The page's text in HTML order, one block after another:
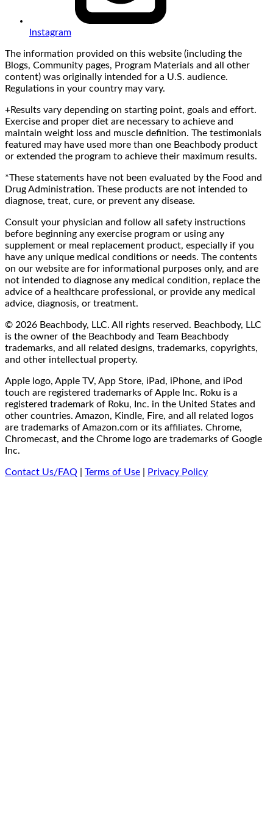
Instagram
The information provided on this website (including the
Blogs, Community pages, Program Materials and all other
content) was originally intended for a U.S. audience.
Regulations in your country may vary.
+Results vary depending on starting point, goals and effort.
Exercise and proper diet are necessary to achieve and
maintain weight loss and muscle definition. The testimonials
featured may have used more than one Beachbody product
or extended the program to achieve their maximum results.
*These statements have not been evaluated by the Food and
Drug Administration. These products are not intended to
diagnose, treat, cure, or prevent any disease.
Consult your physician and follow all safety instructions
before beginning any exercise program or using any
supplement or meal replacement product, especially if you
have any unique medical conditions or needs. The contents
on our website are for informational purposes only, and are
not intended to diagnose any medical condition, replace the
advice of a healthcare professional, or provide any medical
advice, diagnosis, or treatment.
© 2026 Beachbody, LLC. All rights reserved. Beachbody, LLC
is the owner of the Beachbody and Team Beachbody
trademarks, and all related designs, trademarks, copyrights,
and other intellectual property.
Apple logo, Apple TV, App Store, iPad, iPhone, and iPod
touch are registered trademarks of Apple Inc. Roku is a
registered trademark of Roku, Inc. in the United States and
other countries. Amazon, Kindle, Fire, and all related logos
are trademarks of Amazon.com or its affiliates. Chrome,
Chromecast, and the Chrome logo are trademarks of Google
Inc.
Contact Us/FAQ Terms of Use Privacy Policy